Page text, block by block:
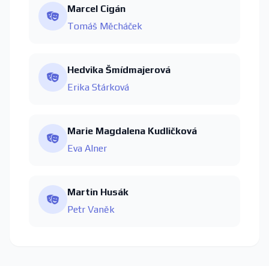
Marcel Cigán
Tomáš Měcháček
Hedvika Šmídmajerová
Erika Stárková
Marie Magdalena Kudličková
Eva Alner
Martin Husák
Petr Vaněk